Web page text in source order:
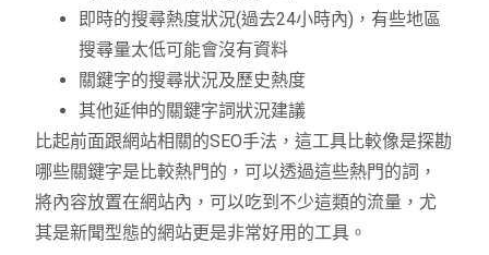
即時的搜尋熱度狀況(過去24小時內)，有些地區
搜尋量太低可能會沒有資料
關鍵字的搜尋狀況及歷史熱度
其他延伸的關鍵字詞狀況建議
比起前面跟網站相關的SEO手法，這工具比較像是探勘
哪些關鍵字是比較熱門的，可以透過這些熱門的詞，
將內容放置在網站內，可以吃到不少這類的流量，尤
其是新聞型態的網站更是非常好用的工具。